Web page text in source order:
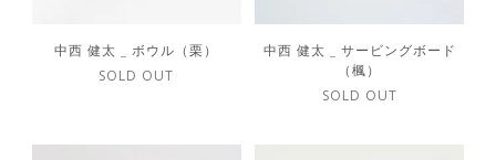
中西 健太 _ ボウル（栗）
SOLD OUT
中西 健太 _ サービングボード
（楓）
SOLD OUT